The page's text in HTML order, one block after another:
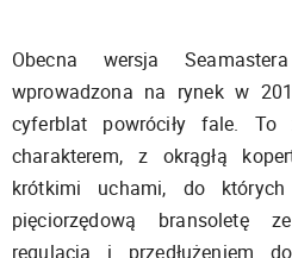
Obecna wersja
wprowadzona na rynek w
cyferblat powróciły fale. To
charakterem, z okrągłą
krótkimi uchami, do których
pięciorzędową bransoletę
regulacją i przedłużeniem